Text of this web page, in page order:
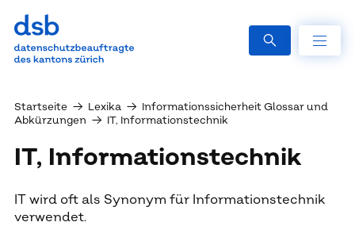
Startseite → Lexika → Informationssicherheit Glossar und
Abkürzungen → IT, Informationstechnik
IT, Informationstechnik
IT wird oft als Synonym für Informationstechnik
verwendet.